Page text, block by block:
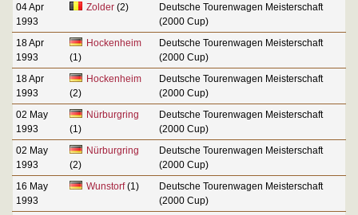
04 Apr
1993
Zolder(2)
Deutsche Tourenwagen Meisterschaft
(2000 Cup)
18 Apr
1993
Hockenheim
(1)
Deutsche Tourenwagen Meisterschaft
(2000 Cup)
18 Apr
1993
Hockenheim
(2)
Deutsche Tourenwagen Meisterschaft
(2000 Cup)
02 May
1993
Nürburgring
(1)
Deutsche Tourenwagen Meisterschaft
(2000 Cup)
02 May
1993
Nürburgring
(2)
Deutsche Tourenwagen Meisterschaft
(2000 Cup)
16 May
1993
Wunstorf(1)
Deutsche Tourenwagen Meisterschaft
(2000 Cup)